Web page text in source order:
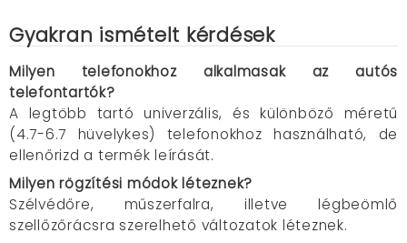
Gyakran ismételt kérdések
Milyen telefonokhoz alkalmasak az autós
telefontartók?
A legtöbb tartó univerzális, és különböző méretű
(4.7-6.7 hüvelykes) telefonokhoz használható, de
ellenőrizd a termék leírását.
Milyen rögzítési módok léteznek?
Szélvédőre, műszerfalra, illetve légbeömlő
szellőzőrácsra szerelhető változatok léteznek.